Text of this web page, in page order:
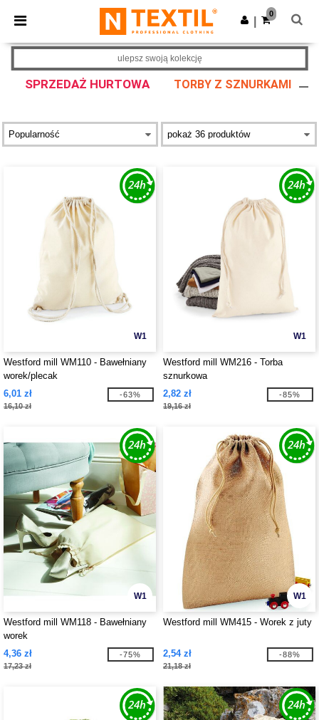
× Aplikacja Ntextil
Lepsze ceny w aplikacji!
Pobierz app
0
SPRZEDAŻ HURTOWA TORBY Z SZNURKAMI
ulepsz swoją kolekcję
W1
Westford mill WM110 - Bawełniany
worek/plecak
6,01 zł
16,10 zł
-63%
W1
Westford mill WM216 - Torba
sznurkowa
2,82 zł
19,16 zł
-85%
W1
Westford mill WM118 - Bawełniany
worek
4,36 zł
17,23 zł
-75%
W1
Westford mill WM415 - Worek z juty
2,54 zł
21,18 zł
-88%